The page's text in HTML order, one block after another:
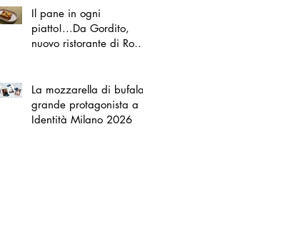
Il pane in ogni
piatto!...Da Gordito,
nuovo ristorante di Roma
La mozzarella di bufala
grande protagonista a
Identità Milano 2026